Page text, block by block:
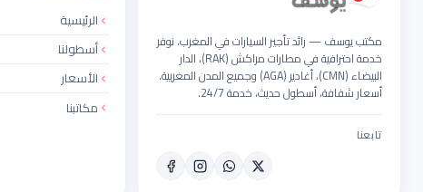
مكتب يوسف — رائد تأجير السيارات في المغرب. نوفر
خدمة احترافية في مطارات مراكش (RAK)، الدار
البيضاء (CMN)، أغادير (AGA) وجميع المدن المغربية.
أسعار شفافة، أسطول حديث، خدمة 24/7.
تابعنا
الرئيسية
أسطولنا
الأسعار
مكاتبنا